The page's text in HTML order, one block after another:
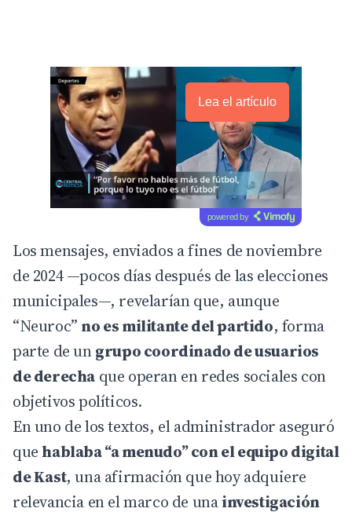
Lea el artículo
powered by
Los mensajes, enviados a fines de noviembre
de 2024 —pocos días después de las elecciones
municipales—, revelarían que, aunque
“Neuroc” no es militante del partido, forma
parte de ungrupo coordinado de usuarios
de derecha que operan en redes sociales con
objetivos políticos.
En uno de los textos, el administrador aseguró
quehablaba “a menudo” con el equipo digital
de Kast, una afirmación que hoy adquiere
relevancia en el marco de unainvestigación